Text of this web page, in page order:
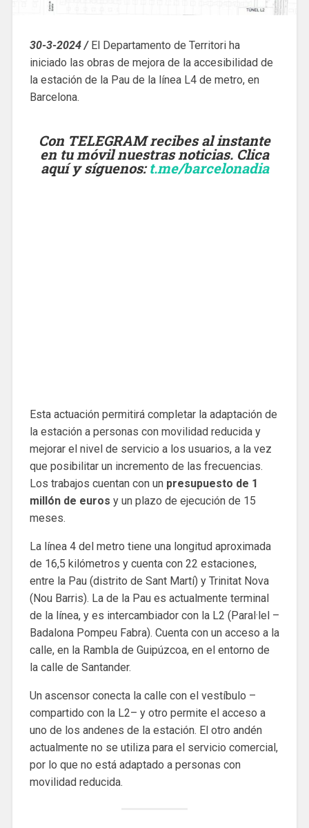
30-3-2024 /El Departamento de Territori ha
iniciado las obras de mejora de la accesibilidad de
la estación de la Pau de la línea L4 de metro, en
Barcelona.
Con TELEGRAM recibes al instante
en tu móvil nuestras noticias. Clica
aquí y síguenos:t.me/barcelonadia
Esta actuación permitirá completar la adaptación de
la estación a personas con movilidad reducida y
mejorar el nivel de servicio a los usuarios, a la vez
que posibilitar un incremento de las frecuencias.
Los trabajos cuentan con un presupuesto de 1
millón de euros y un plazo de ejecución de 15
meses.
La línea 4 del metro tiene una longitud aproximada
de 16,5 kilómetros y cuenta con 22 estaciones,
entre la Pau (distrito de Sant Martí) y Trinitat Nova
(Nou Barris). La de la Pau es actualmente terminal
de la línea, y es intercambiador con la L2 (Paral·lel –
Badalona Pompeu Fabra). Cuenta con un acceso a la
calle, en la Rambla de Guipúzcoa, en el entorno de
la calle de Santander.
Un ascensor conecta la calle con el vestíbulo –
compartido con la L2– y otro permite el acceso a
uno de los andenes de la estación. El otro andén
actualmente no se utiliza para el servicio comercial,
por lo que no está adaptado a personas con
movilidad reducida.